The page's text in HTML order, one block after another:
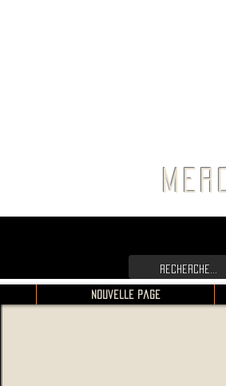
Nouvelle page